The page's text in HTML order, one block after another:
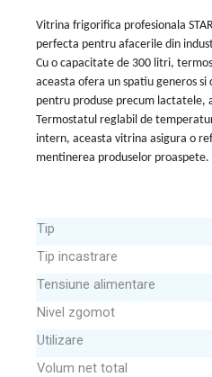
Vitrina frigorifica profesionala
perfecta pentru afacerile din
Cu o capacitate de 300 litri,
aceasta ofera un spatiu generos
pentru produse precum lactatele,
Termostatul reglabil de
intern, aceasta vitrina asigura o
mentinerea produselor proaspete.
Tip
Tip incastrare
Tensiune alimentare
Nivel zgomot
Utilizare
Volum net total